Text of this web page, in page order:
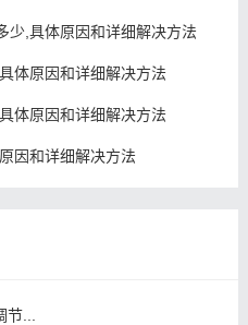
少,具体原因和详细解决方法
体原因和详细解决方法
体原因和详细解决方法
因和详细解决方法
...